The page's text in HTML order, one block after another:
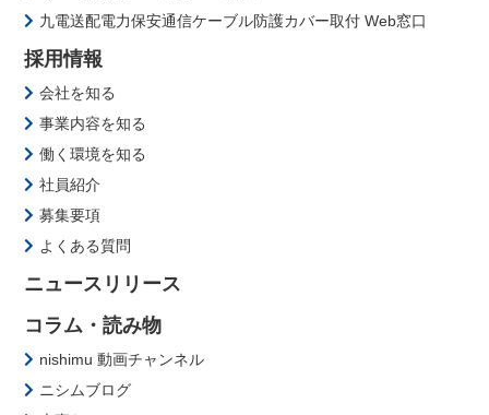
九電送配電力保安通信ケーブル防護カバー取付 Web窓口
採用情報
会社を知る
事業内容を知る
働く環境を知る
社員紹介
募集要項
よくある質問
ニュースリリース
コラム・読み物
nishimu 動画チャンネル
ニシムブログ